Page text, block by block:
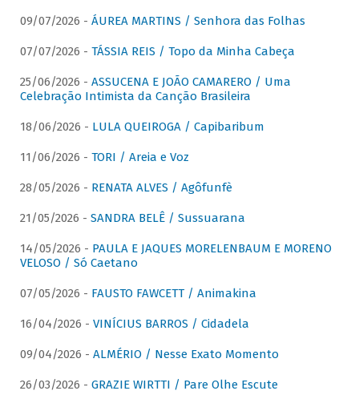
09/07/2026 - ÁUREA MARTINS / Senhora das Folhas
07/07/2026 - TÁSSIA REIS / Topo da Minha Cabeça
25/06/2026 - ASSUCENA E JOÃO CAMARERO / Uma
Celebração Intimista da Canção Brasileira
18/06/2026 - LULA QUEIROGA / Capibaribum
11/06/2026 - TORI / Areia e Voz
28/05/2026 - RENATA ALVES / Agôfunfè
21/05/2026 - SANDRA BELÊ / Sussuarana
14/05/2026 - PAULA E JAQUES MORELENBAUM E MORENO
VELOSO / Só Caetano
07/05/2026 - FAUSTO FAWCETT / Animakina
16/04/2026 - VINÍCIUS BARROS / Cidadela
09/04/2026 - ALMÉRIO / Nesse Exato Momento
26/03/2026 - GRAZIE WIRTTI / Pare Olhe Escute